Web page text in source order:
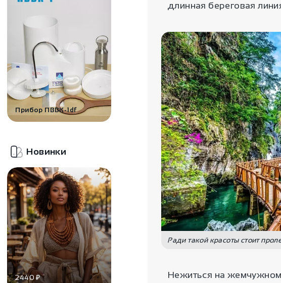
Прибор ПВВК-1df
Новинки
2440₽
длинная береговая
Ради такой красоты стоит
Нежиться на жемчужном